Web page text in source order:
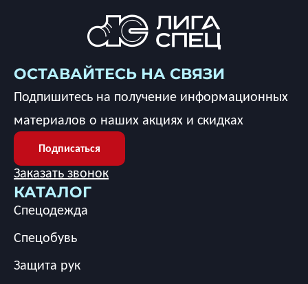
КАТАЛОГ
Спецодежда
Спецобувь
Защита рук
ОСТАВАЙТЕСЬ НА СВЯЗИ
Подпишитесь на получение информационных
материалов о наших акциях и скидках
Подписаться
Заказать звонок